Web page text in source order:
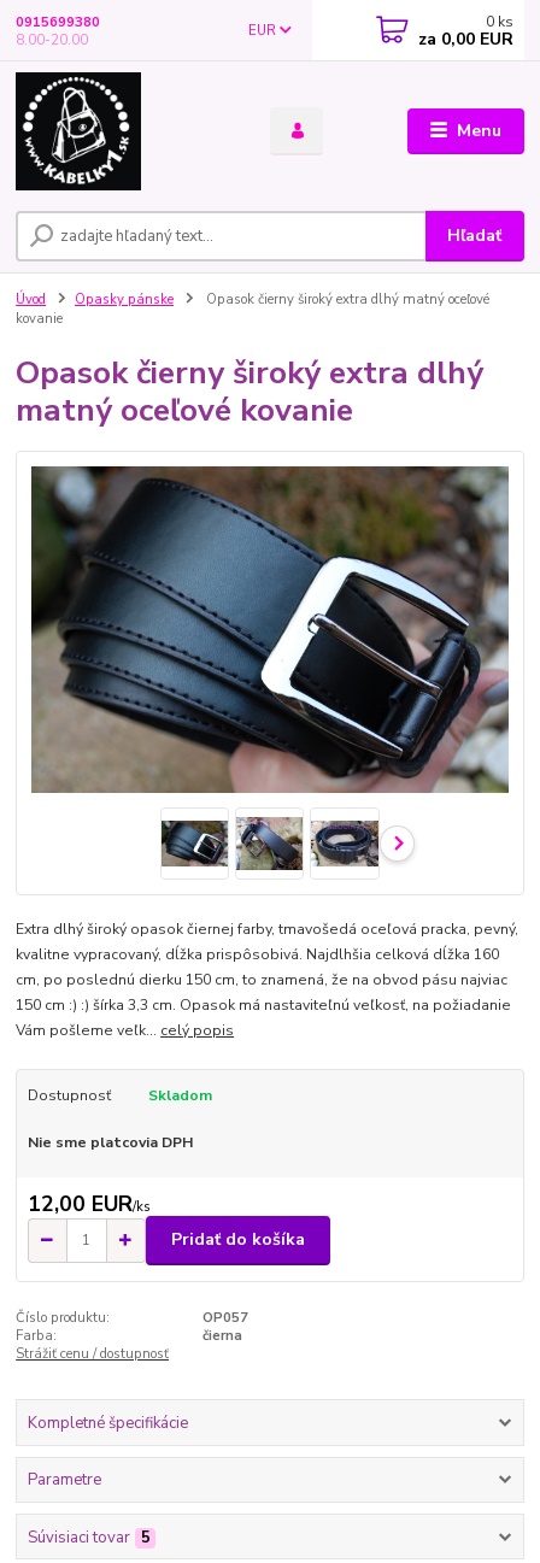
Menu
EUR
Hľadať
0915699380
8.00-20.00
0 ks
za 0,00 EUR
Úvod Opasky pánske
Opasok čierny široký extra dlhý matný oceľové
kovanie
Opasok čierny široký extra dlhý
matný oceľové kovanie
Extra dlhý široký opasok čiernej farby, tmavošedá oceľová pracka, pevný,
kvalitne vypracovaný, dĺžka prispôsobivá. Najdlhšia celková dĺžka 160
cm, po poslednú dierku 150 cm, to znamená, že na obvod pásu najviac
150 cm :) :) šírka 3,3 cm. Opasok má nastaviteľnú veľkosť, na požiadanie
Vám pošleme veľk... celý popis
Dostupnosť Skladom
Nie sme platcovia DPH
12,00 EUR/ks
Pridať do košíka
Číslo produktu:
OP057
Farba:
čierna
Strážiť cenu / dostupnosť
Kompletné špecifikácie
Parametre
Súvisiaci tovar 5